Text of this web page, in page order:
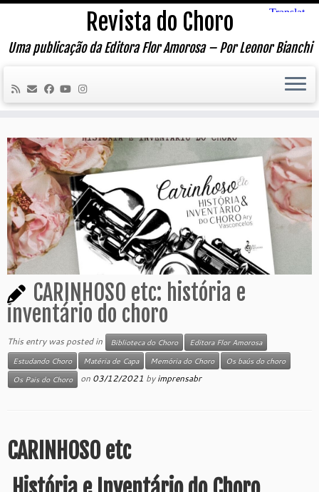
Skip
content
Revista do Choro
Uma publicação da Editora Flor Amorosa – Por Leonor Bianchi
CARINHOSO etc: história e
inventário do choro
This entry was posted in Biblioteca do Choro
Editora Flor Amorosa
Estudando Choro
Matéria de Capa Memória do Choro
Os baús do choro
Os Pais do Choro
on 03/12/2021 byimprensabr
CARINHOSO etc